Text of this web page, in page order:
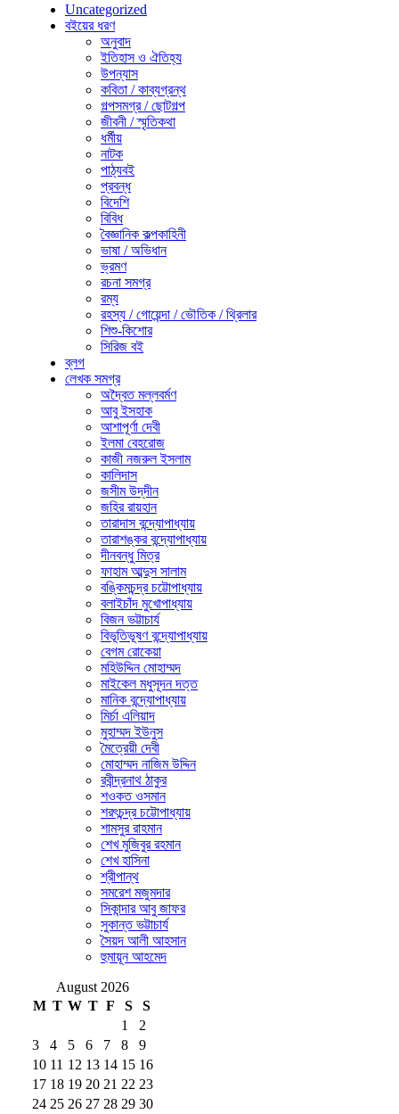
Uncategorized
বইয়ের ধরণ
অনুবাদ
ইতিহাস ও ঐতিহ্য
উপন্যাস
কবিতা / কাব্যগ্রন্থ
গল্পসমগ্র / ছোটগল্প
জীবনী / স্মৃতিকথা
ধর্মীয়
নাটক
পাঠ্যবই
প্রবন্ধ
বিদেশি
বিবিধ
বৈজ্ঞানিক কল্পকাহিনী
ভাষা / অভিধান
ভ্রমণ
রচনা সমগ্র
রম্য
রহস্য / গোয়েন্দা / ভৌতিক / থ্রিলার
শিশু-কিশোর
সিরিজ বই
ব্লগ
লেখক সমগ্র
অদ্বৈত মল্লবর্মণ
আবু ইসহাক
আশাপূর্ণা দেবী
ইলমা বেহরোজ
কাজী নজরুল ইসলাম
কালিদাস
জসীম উদ্‌দীন
জহির রায়হান
তারাদাস বন্দ্যোপাধ্যায়
তারাশঙ্কর বন্দ্যোপাধ্যায়
দীনবন্ধু মিত্র
ফাহাম আব্দুস সালাম
বঙ্কিমচন্দ্র চট্টোপাধ্যায়
বলাইচাঁদ মুখোপাধ্যায়
বিজন ভট্টাচার্য
বিভূতিভূষণ বন্দ্যোপাধ্যায়
বেগম রোকেয়া
মহিউদ্দিন মোহাম্মদ
মাইকেল মধুসূদন দত্ত
মানিক বন্দ্যোপাধ্যায়
মির্চা এলিয়াদ
মুহাম্মদ ইউনুস
মৈত্রেয়ী দেবী
মোহাম্মদ নাজিম উদ্দিন
রবীন্দ্রনাথ ঠাকুর
শওকত ওসমান
শরৎচন্দ্র চট্টোপাধ্যায়
শামসুর রাহমান
শেখ মুজিবুর রহমান
শেখ হাসিনা
শ্রীপান্থ
সমরেশ মজুমদার
সিকান্দার আবু জাফর
সুকান্ত ভট্টাচার্য
সৈয়দ আলী আহসান
হুমায়ূন আহমেদ
August 2026
M T W T F S
S
1
2
3
4 5 6 7 8
9
10 11 12 13 14 15 16
17 18 19 20 21 22 23
24 25 26 27 28 29 30